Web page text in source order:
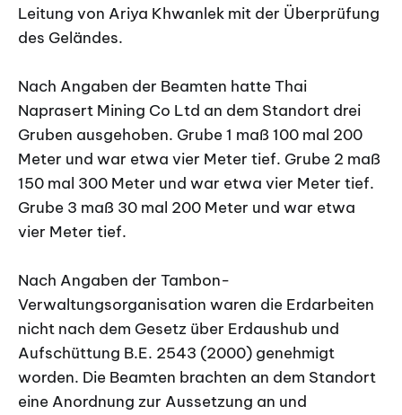
Leitung von Ariya Khwanlek mit der Überprüfung
des Geländes.
Nach Angaben der Beamten hatte Thai
Naprasert Mining Co Ltd an dem Standort drei
Gruben ausgehoben. Grube 1 maß 100 mal 200
Meter und war etwa vier Meter tief. Grube 2 maß
150 mal 300 Meter und war etwa vier Meter tief.
Grube 3 maß 30 mal 200 Meter und war etwa
vier Meter tief.
Nach Angaben der Tambon-
Verwaltungsorganisation waren die Erdarbeiten
nicht nach dem Gesetz über Erdaushub und
Aufschüttung B.E. 2543 (2000) genehmigt
worden. Die Beamten brachten an dem Standort
eine Anordnung zur Aussetzung an und